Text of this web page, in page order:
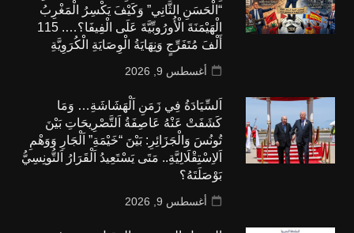
“الْحَسَنِ الثَّانِي” وَكَيْفَ يَكْسِرُ الْمَغْرِبُ
الْهَيْمَنَةَ الْأُورُوبِّيَّةَ عَلَى الْفِيفَا؟…. 115
أَلْفَ مُتَفَرِّجٍ وَنِهَايَةُ الْوِصَايَةِ الْكُرَوِيَّةِ
أغسطس 9, 2026
اَلسِّيَادَةُ فِي زَمَنِ اَلْهَشَاشَةِ… وَمَا
كَشَفَتْ عَنْهُ عَاصِفَةُ اَلتَّصْرِيحَاتِ بَيْنَ
تُونُسَ وَالْجَزَائِرِ: بَيْنَ “خَيْمَةِ” اَلْجَارِ وَوَهْمِ
اَلاِسْتِقْلَالِيَّةِ.. مَتَى يَسْتَعِيدُ اَلْقَرَارُ اَلتُّونِسِيُّ
بَوْصَلَتَهُ؟
أغسطس 9, 2026